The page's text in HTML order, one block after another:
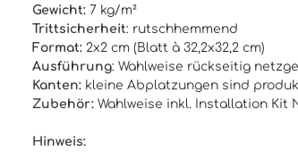
Gewicht: 7 kg/m²
Trittsicherheit: rutschhemmend
Format: 2x2 cm (Blatt à 32,2x32,2 cm)
Ausführung: Wahlweise rückseitig
Kanten: kleine Abplatzungen sind
Zubehör: Wahlweise inkl. Installation Kit
Hinweis: